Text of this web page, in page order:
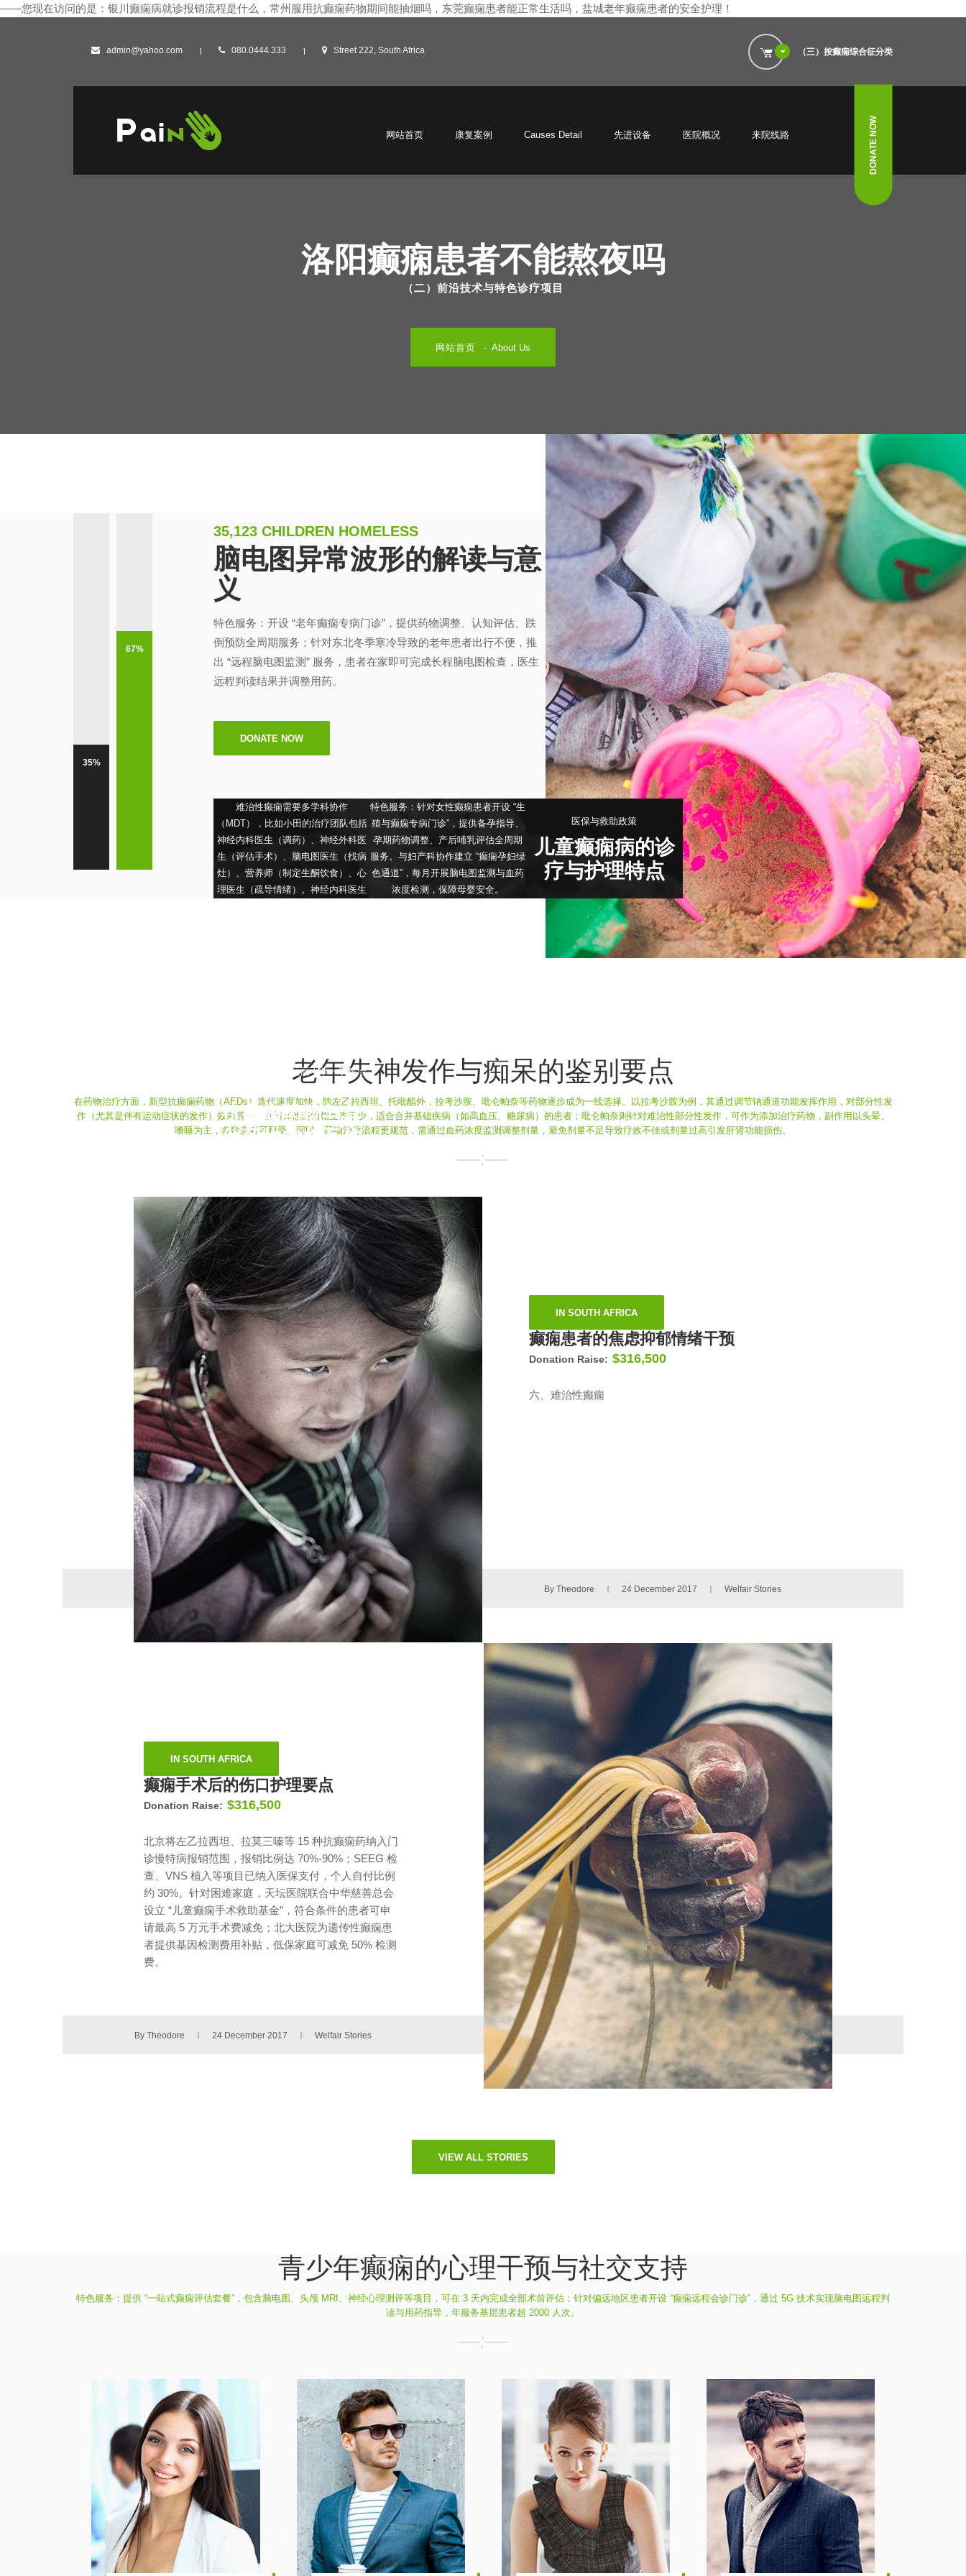
——您现在访问的是： 银川癫痫病就诊报销流程是什么，常州服用抗癫痫药物期间能抽烟吗，东莞癫痫患者能正常生活吗，盐城老年癫痫患者的安全护理 ！
admin@yahoo.com 080.0444.333 Street 222, South Africa （三）按癫痫综合征分类
网站首页 康复案例 Causes Detail 先进设备 医院概况 来院线路 DONATE NOW
洛阳癫痫患者不能熬夜吗
（二）前沿技术与特色诊疗项目
网站首页 About Us
35%
67%
35,123 CHILDREN HOMELESS
脑电图异常波形的解读与意
义
特色服务：开设 “老年癫痫专病门诊”，提供药物调整、认知评估、跌
倒预防全周期服务；针对东北冬季寒冷导致的老年患者出行不便，推
出 “远程脑电图监测” 服务，患者在家即可完成长程脑电图检查，医生
远程判读结果并调整用药。
DONATE NOW
难治性癫痫需要多学科协作
（MDT），比如小田的治疗团队包括
神经内科医生（调药）、神经外科医
生（评估手术）、脑电图医生（找病
灶）、营养师（制定生酮饮食）、心
理医生（疏导情绪）。神经内科医生
难治性癫痫患者，有效率（发作减少
≥50%）达 75%，远高于单一学科治
抗癫痫药物与其
他药物的相互作
特色服务：针对女性癫痫患者开设 “生
殖与癫痫专病门诊”，提供备孕指导、
孕期药物调整、产后哺乳评估全周期
服务。与妇产科协作建立 “癫痫孕妇绿
色通道”，每月开展脑电图监测与血药
浓度检测，保障母婴安全。
医保与救助政策
儿童癫痫病的诊
疗与护理特点
老年失神发作与痴呆的鉴别要点
在药物治疗方面，新型抗癫痫药物（AEDs）迭代速度加快，除左乙拉西坦、托吡酯外，拉考沙胺、吡仑帕奈等药物逐步成为一线选择。以拉考沙胺为例，其通过调节钠通道功能发挥作用，对部分性发
作（尤其是伴有运动症状的发作）效果显著，且与其他药物相互作用少，适合合并基础疾病（如高血压、糖尿病）的患者；吡仑帕奈则针对难治性部分性发作，可作为添加治疗药物，副作用以头晕、
嗜睡为主，多数患者可耐受。同时，药物治疗流程更规范，需通过血药浓度监测调整剂量，避免剂量不足导致疗效不佳或剂量过高引发肝肾功能损伤。
IN SOUTH AFRICA
癫痫患者的焦虑抑郁情绪干预
Donation Raise: $316,500
六、难治性癫痫
By Theodore 24 December 2017 Welfair Stories
IN SOUTH AFRICA
癫痫手术后的伤口护理要点
Donation Raise: $316,500
北京将左乙拉西坦、拉莫三嗪等 15 种抗癫痫药纳入门
诊慢特病报销范围，报销比例达 70%-90%；SEEG 检
查、VNS 植入等项目已纳入医保支付，个人自付比例
约 30%。针对困难家庭，天坛医院联合中华慈善总会
设立 “儿童癫痫手术救助基金”，符合条件的患者可申
请最高 5 万元手术费减免；北大医院为遗传性癫痫患
者提供基因检测费用补贴，低保家庭可减免 50% 检测
费。
By Theodore 24 December 2017 Welfair Stories
VIEW ALL STORIES
青少年癫痫的心理干预与社交支持
特色服务：提供 “一站式癫痫评估套餐”，包含脑电图、头颅 MRI、神经心理测评等项目，可在 3 天内完成全部术前评估；针对偏远地区患者开设 “癫痫远程会诊门诊”，通过 5G 技术实现脑电图远程判
读与用药指导，年服务基层患者超 2000 人次。